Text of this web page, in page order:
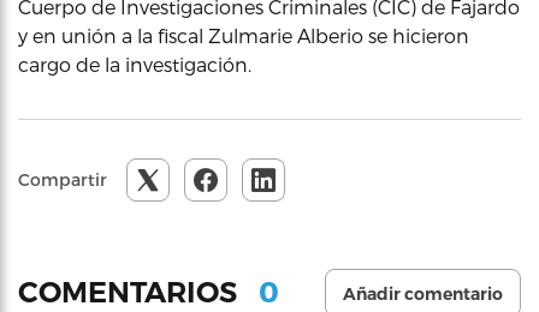
Cuerpo de Investigaciones Criminales (CIC) de Fajardo
y en unión a la fiscal Zulmarie Alberio se hicieron
cargo de la investigación.
Compartir
COMENTARIOS 0 Añadir comentario